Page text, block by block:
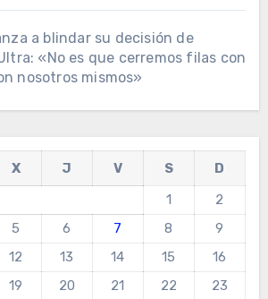
a blindar su decisión de
«No es que cerremos filas con
nosotros mismos»
X J V S
D
1
2
5 6 7 8
9
12 13 14 15
16
19 20 21 22
23